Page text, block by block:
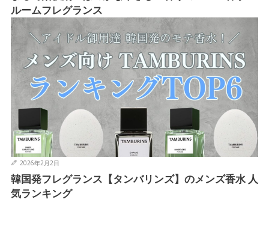
ルームフレグランス
2026年2月2日
韓国発フレグランス【タンバリンズ】のメンズ香水 人
気ランキング